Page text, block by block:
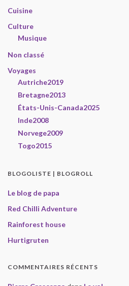
Cuisine
Culture
Musique
Non classé
Voyages
Autriche2019
Bretagne2013
États-Unis-Canada2025
Inde2008
Norvege2009
Togo2015
BLOGOLISTE | BLOGROLL
Le blog de papa
Red Chilli Adventure
Rainforest house
Hurtigruten
COMMENTAIRES RÉCENTS